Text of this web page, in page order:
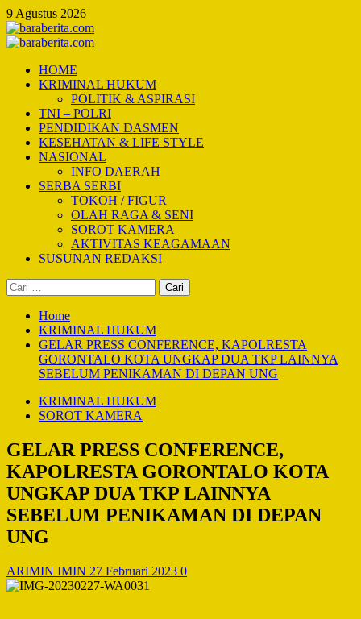
Skip
to
content
9 Agustus 2026
Primary
HOME
KRIMINAL HUKUM
POLITIK & ASPIRASI
TNI – POLRI
PENDIDIKAN DASMEN
KESEHATAN & LIFE STYLE
NASIONAL
INFO DAERAH
SERBA SERBI
TOKOH / FIGUR
OLAH RAGA & SENI
SOROT KAMERA
AKTIVITAS KEAGAMAAN
SUSUNAN REDAKSI
Cari
untuk:
Home
KRIMINAL HUKUM
GELAR PRESS CONFERENCE, KAPOLRESTA
GORONTALO KOTA UNGKAP DUA TKP LAINNYA
SEBELUM PENIKAMAN DI DEPAN UNG
KRIMINAL HUKUM
SOROT KAMERA
GELAR PRESS CONFERENCE,
KAPOLRESTA GORONTALO KOTA
UNGKAP DUA TKP LAINNYA
SEBELUM PENIKAMAN DI DEPAN
UNG
ARIMIN IMIN 27 Februari 2023 0